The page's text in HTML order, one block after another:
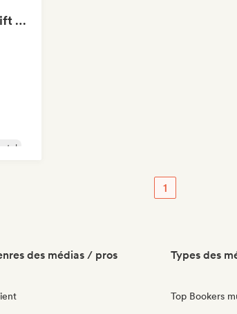
Tokyo Electronic Drift 🏎️ Schranz, Hard Techno & Anime EDM
1
des médias / pros Types des
Top Bookers